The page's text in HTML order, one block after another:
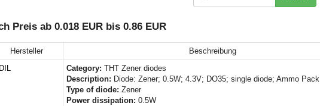
Preis ab 0.018 EUR bis 0.86 EUR
Hersteller Beschreibung
Category: THT Zener diodes
Description: Diode: Zener; 0.5W; 4.3V; DO35; single diode; Ammo Pack
Type of diode: Zener
Power dissipation: 0.5W